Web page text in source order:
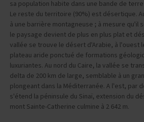
sa population habite dans une bande de
Le reste du territoire (90%) est désertique.
à une barrière montagneuse ; à mesure qu'il
le paysage devient de plus en plus plat et
vallée se trouve le désert d'Arabie, à l'ouest
plateau aride ponctué de formations
luxuriantes. Au nord du Caire, la vallée se
delta de 200 km de large, semblable à un
plongeant dans la Méditerranée. A l'est, par
s'étend la péninsule du Sinaï, extension du
mont Sainte-Catherine culmine à 2 642 m.